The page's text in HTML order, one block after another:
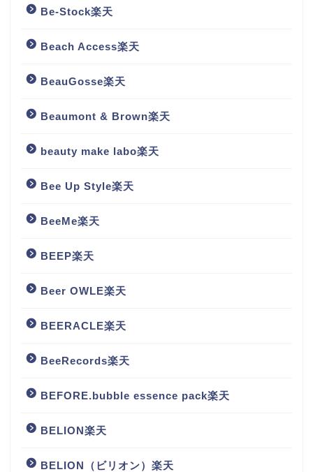
Be-Stock楽天
Beach Access楽天
BeauGosse楽天
Beaumont & Brown楽天
beauty make labo楽天
Bee Up Style楽天
BeeMe楽天
BEEP楽天
Beer OWLE楽天
BEERACLE楽天
BeeRecords楽天
BEFORE.bubble essence pack楽天
BELION楽天
BELION（ビリオン）楽天